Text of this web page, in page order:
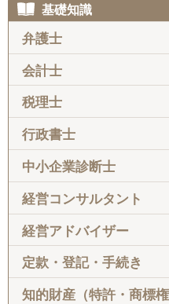
基礎知識
弁護士
会計士
税理士
行政書士
中小企業診断士
経営コンサルタント
経営アドバイザー
定款・登記・手続き
知的財産（特許・商標権